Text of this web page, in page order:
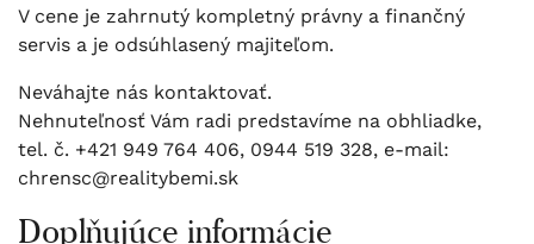
V cene je zahrnutý kompletný právny a finančný
servis a je odsúhlasený majiteľom.
Neváhajte nás kontaktovať.
Nehnuteľnosť Vám radi predstavíme na obhliadke,
tel. č. +421 949 764 406, 0944 519 328, e-mail:
chrensc@realitybemi.sk
Doplňujúce informácie